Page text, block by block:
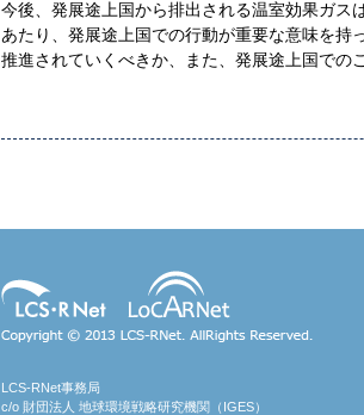
今後、発展途上国から排出される温室効果ガス
あたり、発展途上国での行動が重要な意味を持
推進されていくべきか、また、発展途上国での
Reserved.
LCS-RNet事務局
c/o 財団法人 地球環境戦略研究機関（IGES）